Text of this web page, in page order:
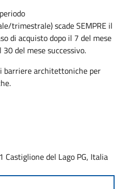
trimestrale) scade SEMPRE il
di acquisto dopo il 7 del mese
30 del mese successivo.
barriere architettoniche per
Castiglione del Lago PG, Italia